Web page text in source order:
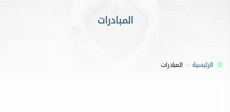
المبادرات
الرئيسية المبادرات